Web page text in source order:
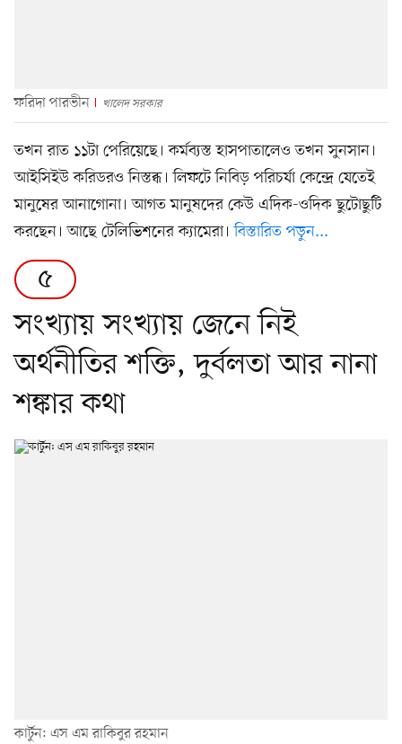
ফরিদা পারভীন খালেদ সরকার
তখন রাত ১১টা পেরিয়েছে। কর্মব্যস্ত হাসপাতালেও তখন সুনসান।
আইসিইউ করিডরও নিস্তব্ধ। লিফটে নিবিড় পরিচর্যা কেন্দ্রে যেতেই
মানুষের আনাগোনা। আগত মানুষদের কেউ এদিক-ওদিক ছুটোছুটি
করছেন। আছে টেলিভিশনের ক্যামেরা।বিস্তারিত পড়ুন...
৫
সংখ্যায় সংখ্যায় জেনে নিই
অর্থনীতির শক্তি, দুর্বলতা আর নানা
শঙ্কার কথা
কার্টুন: এস এম রাকিবুর রহমান